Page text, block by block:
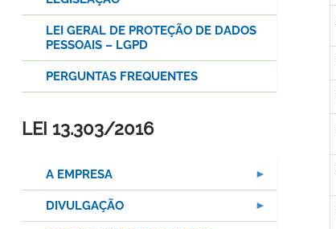
LEI GERAL DE PROTEÇÃO DE DADOS
PESSOAIS – LGPD
PERGUNTAS FREQUENTES
LEI 13.303/2016
A EMPRESA
DIVULGAÇÃO